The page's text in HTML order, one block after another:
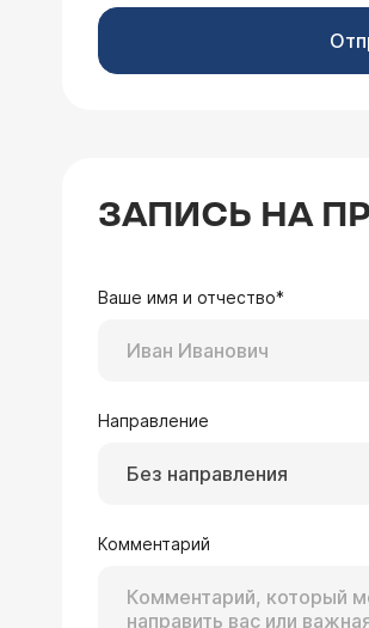
ЗАПИСЬ НА
Ваше имя и отчество*
Направление
Без направления
Комментарий